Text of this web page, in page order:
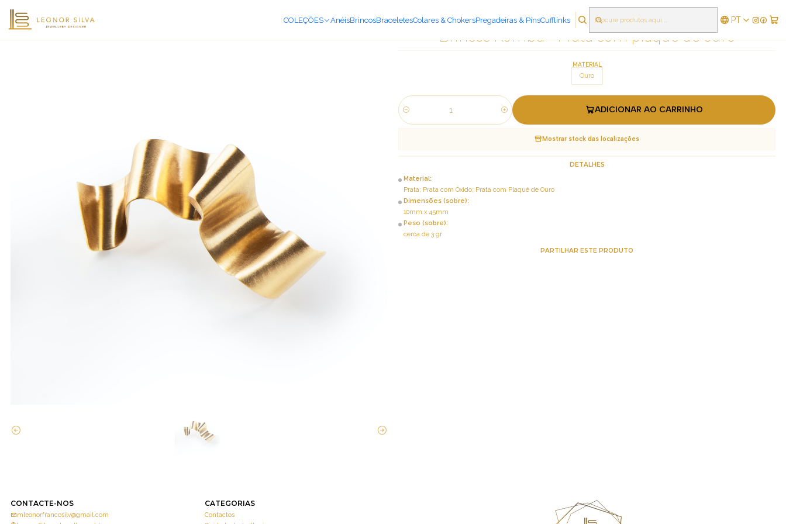
COLEÇÕES AnéisBrincosBraceletesColares & ChokersPregadeiras & PinsCufflinks PT
|
Brincos Kombu - Prata com plaqué de ouro
MATERIAL
Ouro
Quantidade ADICIONAR AO CARRINHO
Mostrar stock das localizações
DETALHES
Material:
Prata; Prata com Óxido; Prata com Plaqué de Ouro
Dimensões (sobre):
10mm x 45mm
Peso (sobre):
cerca de 3 gr
PARTILHAR ESTE PRODUTO
CONTACTE-NOS
mleonorfrancosilv@gmail.com
CATEGORIAS
Contactos